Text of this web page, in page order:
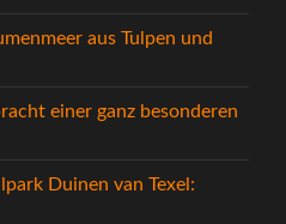
aus Tulpen und
einer ganz besonderen
Duinen van Texel: